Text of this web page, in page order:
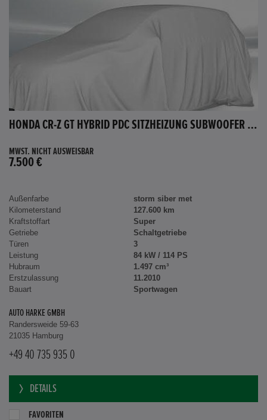
HONDA CR-Z GT HYBRID PDC SITZHEIZUNG SUBWOOFER BLUETOOTH
MWST. NICHT AUSWEISBAR
7.500 €
Außenfarbe
storm siber met
Kilometerstand
127.600 km
Kraftstoffart
Super
Getriebe
Schaltgetriebe
Türen
3
Leistung
84 kW / 114 PS
Hubraum
1.497 cm³
Erstzulassung
11.2010
Bauart
Sportwagen
AUTO HARKE GMBH
Randersweide 59-63
21035 Hamburg
+49 40 735 935 0
DETAILS
FAVORITEN